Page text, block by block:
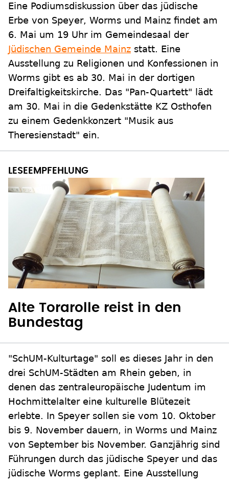
Eine Podiumsdiskussion über das jüdische
Erbe von Speyer, Worms und Mainz findet am
6. Mai um 19 Uhr im Gemeindesaal der
Jüdischen Gemeinde Mainz statt. Eine
Ausstellung zu Religionen und Konfessionen in
Worms gibt es ab 30. Mai in der dortigen
Dreifaltigkeitskirche. Das "Pan-Quartett" lädt
am 30. Mai in die Gedenkstätte KZ Osthofen
zu einem Gedenkkonzert "Musik aus
Theresienstadt" ein.
Alte Torarolle reist in den
Bundestag
"SchUM-Kulturtage" soll es dieses Jahr in den
drei SchUM-Städten am Rhein geben, in
denen das zentraleuropäische Judentum im
Hochmittelalter eine kulturelle Blütezeit
erlebte. In Speyer sollen sie vom 10. Oktober
bis 9. November dauern, in Worms und Mainz
von September bis November. Ganzjährig sind
Führungen durch das jüdische Speyer und das
jüdische Worms geplant. Eine Ausstellung